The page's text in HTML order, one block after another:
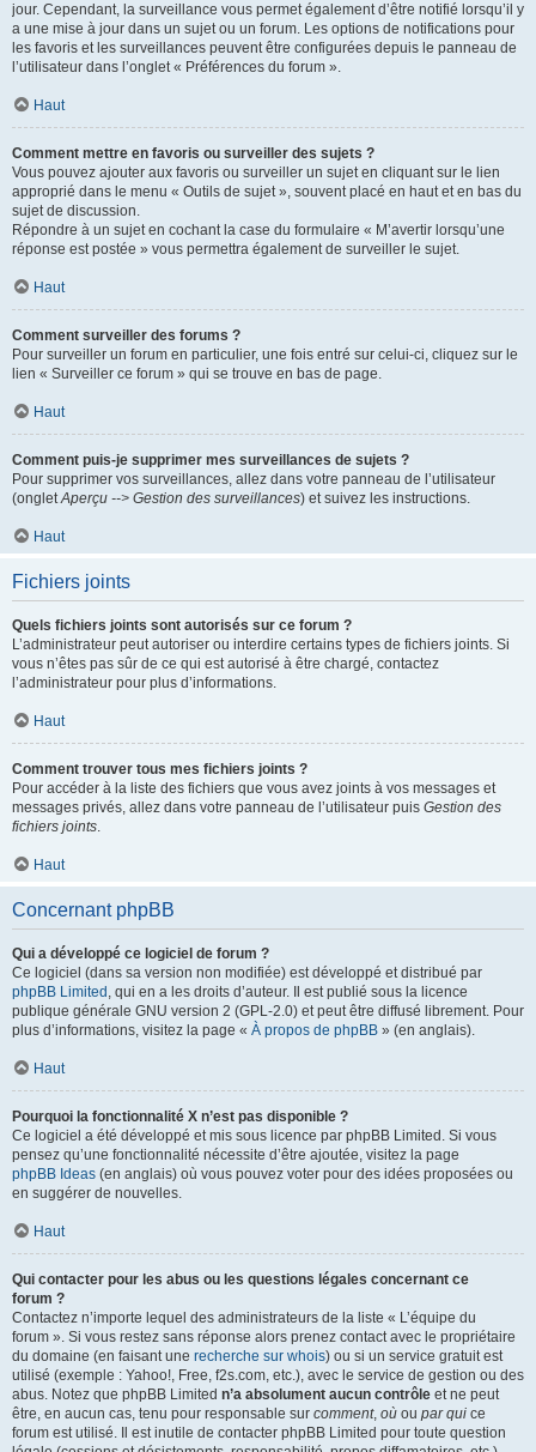
jour. Cependant, la surveillance vous permet également d’être notifié lorsqu’il y
a une mise à jour dans un sujet ou un forum. Les options de notifications pour
les favoris et les surveillances peuvent être configurées depuis le panneau de
l’utilisateur dans l’onglet « Préférences du forum ».
Haut
Comment mettre en favoris ou surveiller des sujets ?
Vous pouvez ajouter aux favoris ou surveiller un sujet en cliquant sur le lien
approprié dans le menu « Outils de sujet », souvent placé en haut et en bas du
sujet de discussion.
Répondre à un sujet en cochant la case du formulaire « M’avertir lorsqu’une
réponse est postée » vous permettra également de surveiller le sujet.
Haut
Comment surveiller des forums ?
Pour surveiller un forum en particulier, une fois entré sur celui-ci, cliquez sur le
lien « Surveiller ce forum » qui se trouve en bas de page.
Haut
Comment puis-je supprimer mes surveillances de sujets ?
Pour supprimer vos surveillances, allez dans votre panneau de l’utilisateur
(ongletAperçu --> Gestion des surveillances) et suivez les instructions.
Haut
Fichiers joints
Quels fichiers joints sont autorisés sur ce forum ?
L’administrateur peut autoriser ou interdire certains types de fichiers joints. Si
vous n’êtes pas sûr de ce qui est autorisé à être chargé, contactez
l’administrateur pour plus d’informations.
Haut
Comment trouver tous mes fichiers joints ?
Pour accéder à la liste des fichiers que vous avez joints à vos messages et
messages privés, allez dans votre panneau de l’utilisateur puis Gestion des
fichiers joints.
Haut
Concernant phpBB
Qui a développé ce logiciel de forum ?
Ce logiciel (dans sa version non modifiée) est développé et distribué par
phpBB Limited , qui en a les droits d’auteur. Il est publié sous la licence
publique générale GNU version 2 (GPL-2.0) et peut être diffusé librement. Pour
plus d’informations, visitez la page « À propos de phpBB » (en anglais).
Haut
Pourquoi la fonctionnalité X n’est pas disponible ?
Ce logiciel a été développé et mis sous licence par phpBB Limited. Si vous
pensez qu’une fonctionnalité nécessite d’être ajoutée, visitez la page
phpBB Ideas (en anglais) où vous pouvez voter pour des idées proposées ou
en suggérer de nouvelles.
Haut
Qui contacter pour les abus ou les questions légales concernant ce
forum ?
Contactez n’importe lequel des administrateurs de la liste « L’équipe du
forum ». Si vous restez sans réponse alors prenez contact avec le propriétaire
du domaine (en faisant une recherche sur whois) ou si un service gratuit est
utilisé (exemple : Yahoo!, Free, f2s.com, etc.), avec le service de gestion ou des
abus. Notez que phpBB Limited n’a absolument aucun contrôle et ne peut
être, en aucun cas, tenu pour responsable sur comment, où ou par qui ce
forum est utilisé. Il est inutile de contacter phpBB Limited pour toute question